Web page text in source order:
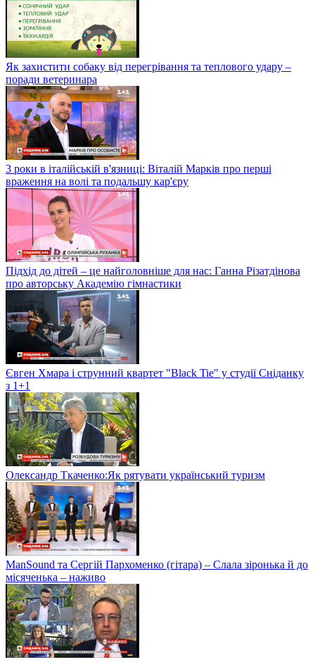
Як захистити собаку від перегрівання та теплового удару –
поради ветеринара
3 роки в італійській в'язниці: Віталій Марків про перші
враження на волі та подальшу кар'єру
Підхід до дітей – це найголовніше для нас: Ганна Різатдінова
про авторську Академію гімнастики
Євген Хмара і струнний квартет "Black Tie" у студії Сніданку
з 1+1
Олександр Ткаченко:Як рятувати український туризм
ManSound та Сергій Пархоменко (гітара) – Слала зіронька й до
місяченька – наживо